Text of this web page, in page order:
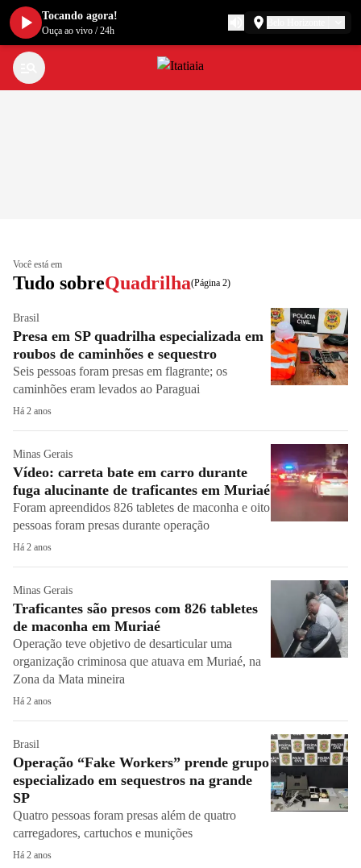
Você está em
Tudo sobreQuadrilha(Página 2)
Brasil
Presa em SP quadrilha especializada em
roubos de caminhões e sequestro
Seis pessoas foram presas em flagrante; os
caminhões eram levados ao Paraguai
Há 2 anos
Minas Gerais
Vídeo: carreta bate em carro durante
fuga alucinante de traficantes em Muriaé
Foram apreendidos 826 tabletes de maconha e oito
pessoas foram presas durante operação
Há 2 anos
Minas Gerais
Traficantes são presos com 826 tabletes
de maconha em Muriaé
Operação teve objetivo de desarticular uma
organização criminosa que atuava em Muriaé, na
Zona da Mata mineira
Há 2 anos
Brasil
Operação “Fake Workers” prende grupo
especializado em sequestros na grande
SP
Quatro pessoas foram presas além de quatro
carregadores, cartuchos e munições
Há 2 anos
Tocando agora!
Ouça ao vivo /24h